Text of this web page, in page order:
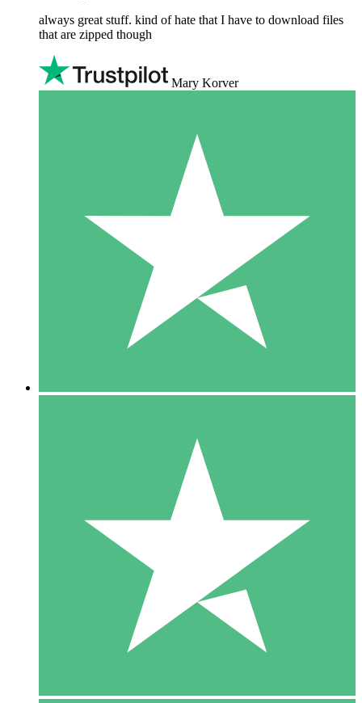
always great stuff. kind of hate that I have to download files
that are zipped though
Mary Korver